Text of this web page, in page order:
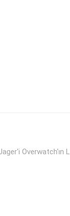
Overwatch'ın